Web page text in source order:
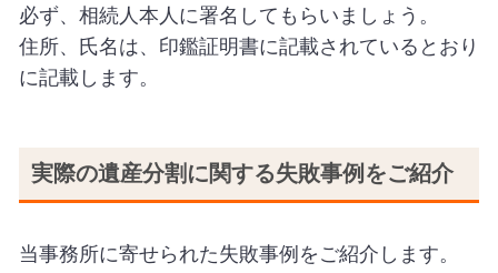
必ず、相続人本人に署名してもらいましょう。
住所、氏名は、印鑑証明書に記載されているとおり
に記載します。
実際の遺産分割に関する失敗事例をご紹介
当事務所に寄せられた失敗事例をご紹介します。